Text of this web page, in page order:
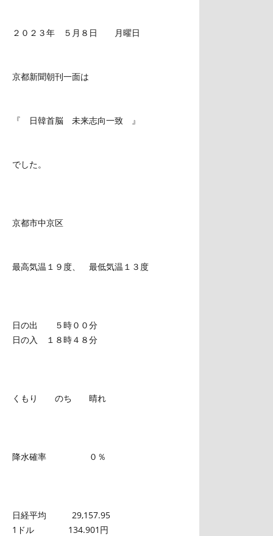
２０２３年 ５月８日 月曜日
京都新聞朝刊一面は
『 日韓首脳 未来志向一致 』
でした。
京都市中京区
最高気温１９度、 最低気温１３度
日の出 ５時００分
日の入 １８時４８分
くもり のち 晴れ
降水確率 ０％
日経平均 29,157.95
1ドル 134.901円